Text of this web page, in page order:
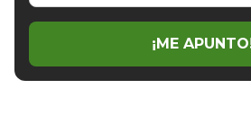
email
¡ME